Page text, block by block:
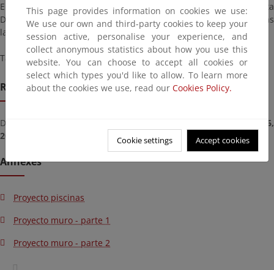
El proyecto estará a su disposición en las oficinas de esta
Demarcación sitas en Santander, C/ Vargas 53-3º en días
laborables y horario de 9:00 a 14:00 horas.
También podrá consultarse en esta página.
Remission deadline
Deadline for submitting documents from
Friday, December 16,
2022
Monday, January 16, 2023
Annexes
Proyecto piscinas
Proyecto muro - parte 1
Proyecto muro - parte 2
This page provides information on cookies we use:
We use our own and third-party cookies to keep your
session active, personalise your experience, and
collect anonymous statistics about how you use this
website. You can choose to accept all cookies or
select which types you'd like to allow. To learn more
about the cookies we use, read our Cookies Policy.
Cookie settings Accept cookies